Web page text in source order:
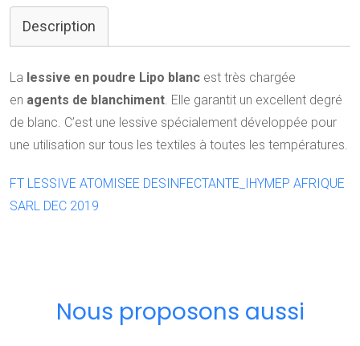
Description
La lessive en poudre Lipo blanc est très chargée
en agents de blanchiment. Elle garantit un excellent degré
de blanc. C’est une lessive spécialement développée pour
une utilisation sur tous les textiles à toutes les températures.
FT LESSIVE ATOMISEE DESINFECTANTE_IHYMEP AFRIQUE
SARL DEC 2019
Nous proposons aussi